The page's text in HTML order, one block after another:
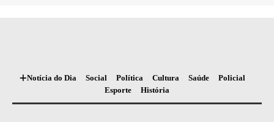
Notícia do Dia Social Política Cultura Saúde
Policial
Esporte
História